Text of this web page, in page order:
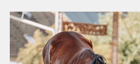
scrollen